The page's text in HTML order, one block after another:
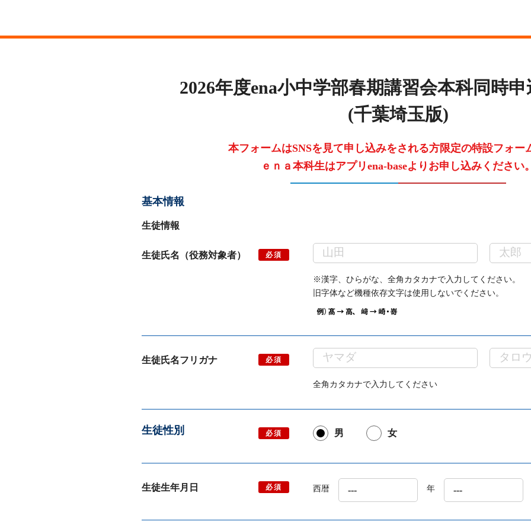
2026年度ena小中学部春期講習会本科同時
(千葉埼玉版)
本フォームはSNSを見て申し込みをされる方限定の特設フォー
ｅｎａ本科生はアプリena-baseよりお申し込みください
基本情報
生徒情報
生徒氏名（役務対象者） 必須
※漢字、ひらがな、全角カタカナで入力してください。
旧字体など機種依存文字は使用しないでください。
生徒氏名フリガナ 必須
全角カタカナで入力してください
生徒性別 必須 男 女
生徒生年月日 必須 西暦 年